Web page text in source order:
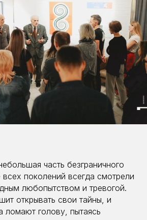
часть безграничного
поколений всегда смотрели
любопытством и тревогой.
открывать свои тайны, и
ломают голову, пытаясь